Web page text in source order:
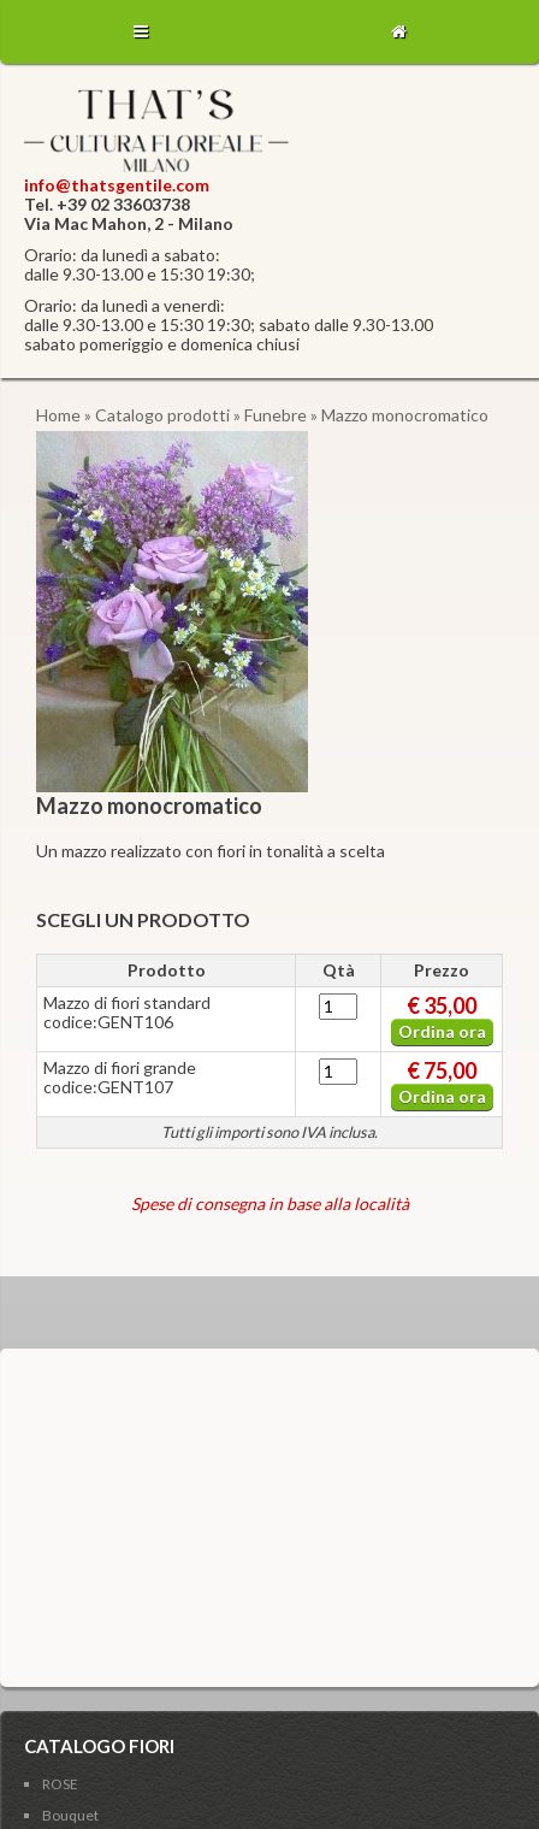
info@thatsgentile.com
Tel. +39 02 33603738
Via Mac Mahon, 2 - Milano
Orario: da lunedì a sabato:
dalle 9.30-13.00 e 15:30 19:30;
Orario: da lunedì a venerdì:
dalle 9.30-13.00 e 15:30 19:30; sabato dalle 9.30-13.00
sabato pomeriggio e domenica chiusi
Home» Catalogo prodotti» Funebre» Mazzo monocromatico
Mazzo monocromatico
Un mazzo realizzato con fiori in tonalità a scelta
SCEGLI UN PRODOTTO
Prodotto Qtà Prezzo
Tutti gli importi sono IVA inclusa.
Mazzo di fiori standard
codice:GENT106
€ 35,00
Ordina ora
Mazzo di fiori grande
codice:GENT107
€ 75,00
Ordina ora
Spese di consegna in base alla località
CATALOGO FIORI
ROSE
Bouquet